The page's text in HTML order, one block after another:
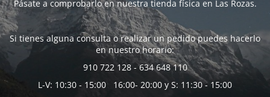
Pásate a comprobarlo en nuestra tienda física en Las Rozas.
Si tienes alguna consulta o realizar un pedido puedes hacerlo
en nuestro horario:
910 722 128 - 634 648 110
L-V: 10:30 - 15:00 16:00- 20:00 y S: 11:30 - 15:00